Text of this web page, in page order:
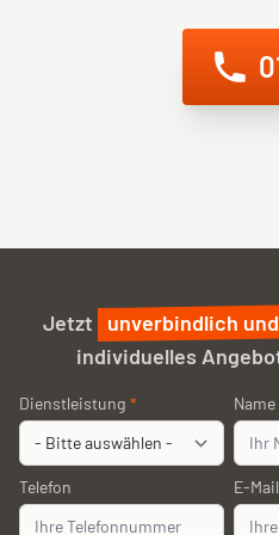
Jetzt unverbindlich
individuelles
Anliegen
Dienstleistung * Name
Telefon
Telefon E-Mail
E-Mail